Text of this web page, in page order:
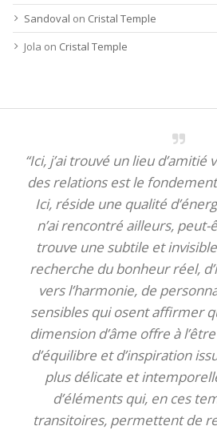
Sandoval on Cristal Temple
Jola on Cristal Temple
“Ici, j’ai trouvé un lieu
des relations est le
Ici, réside une qualité
n’ai rencontré ailleurs, peut-
trouve une subtile et
recherche du bonheur réel,
vers l’harmonie, de
sensibles qui osent affirmer
dimension d’âme offre à
d’équilibre et d’inspiration
plus délicate et
d’éléments qui, en ces
transitoires, permettent de